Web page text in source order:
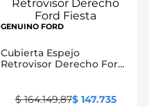
GENUINO FORD
Cubierta Espejo
Retrovisor Derecho Ford
$ 164.149,87$ 147.735